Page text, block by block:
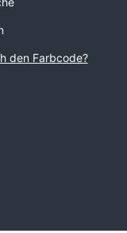
den Farbcode?